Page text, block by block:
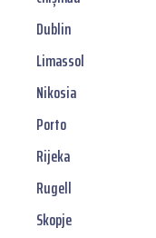
Dublin
Limassol
Nikosia
Porto
Rijeka
Rugell
Skopje